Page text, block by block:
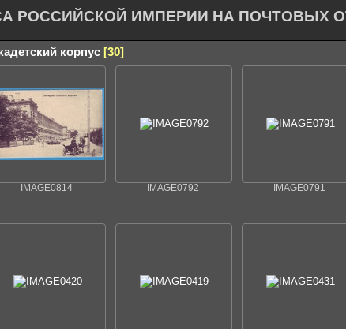
РОССИЙСКОЙ ИМПЕРИИ НА ПОЧТОВЫХ
корпус 30
IMAGE0814 IMAGE0792 IMAGE0791